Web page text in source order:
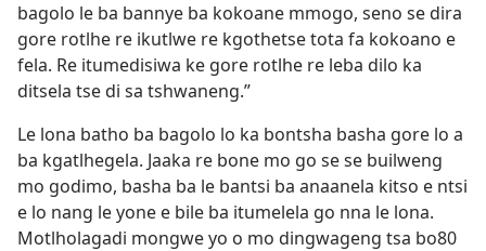
bagolo le ba bannye ba kokoane mmogo, seno se dira
gore rotlhe re ikutlwe re kgothetse tota fa kokoano e
fela. Re itumedisiwa ke gore rotlhe re leba dilo ka
ditsela tse di sa tshwaneng.”
Le lona batho ba bagolo lo ka bontsha basha gore lo a
ba kgatlhegela. Jaaka re bone mo go se se builweng
mo godimo, basha ba le bantsi ba anaanela kitso e ntsi
e lo nang le yone e bile ba itumelela go nna le lona.
Motlholagadi mongwe yo o mo dingwageng tsa bo80